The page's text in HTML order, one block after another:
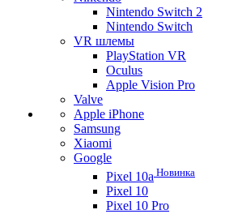
Nintendo Switch 2
Nintendo Switch
VR шлемы
PlayStation VR
Oculus
Apple Vision Pro
Valve
Apple iPhone
Samsung
Xiaomi
Google
Pixel 10a Новинка
Pixel 10
Pixel 10 Pro